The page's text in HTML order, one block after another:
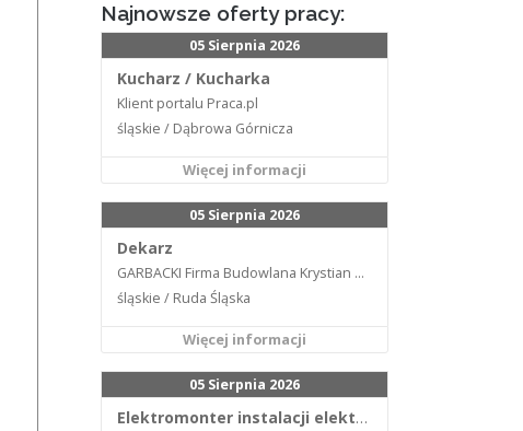
Najnowsze oferty pracy:
05 Sierpnia 2026
Kucharz / Kucharka
Klient portalu Praca.pl
śląskie / Dąbrowa Górnicza
Więcej informacji
05 Sierpnia 2026
Dekarz
GARBACKI Firma Budowlana Krystian Garbacki
śląskie / Ruda Śląska
Więcej informacji
05 Sierpnia 2026
Elektromonter instalacji elektrycznych